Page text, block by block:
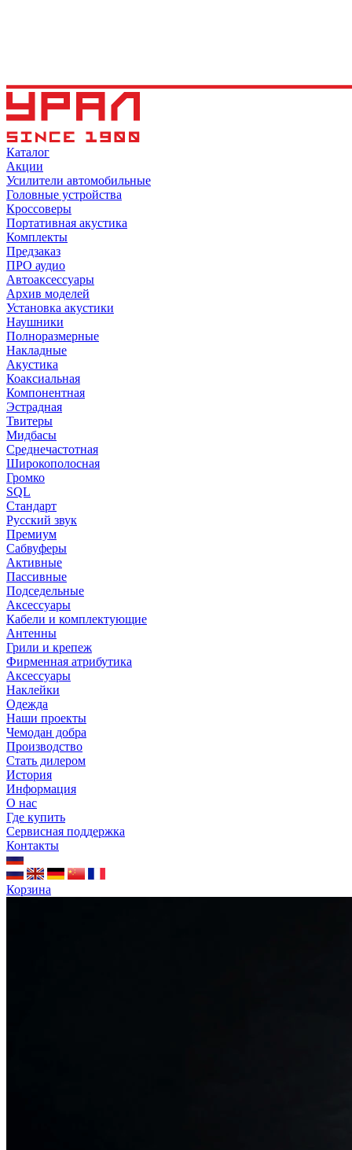
Каталог
Акции
Усилители автомобильные
Головные устройства
Кроссоверы
Портативная акустика
Комплекты
Предзаказ
ПРО аудио
Автоаксессуары
Архив моделей
Установка акустики
Наушники
Полноразмерные
Накладные
Акустика
Коаксиальная
Компонентная
Эстрадная
Твитеры
Мидбасы
Среднечастотная
Широкополосная
Громко
SQL
Стандарт
Русский звук
Премиум
Сабвуферы
Активные
Пассивные
Подседельные
Аксессуары
Кабели и комплектующие
Антенны
Грили и крепеж
Фирменная атрибутика
Аксессуары
Наклейки
Одежда
Наши проекты
Чемодан добра
Производство
Стать дилером
История
Информация
О нас
Где купить
Сервисная поддержка
Контакты
Корзина